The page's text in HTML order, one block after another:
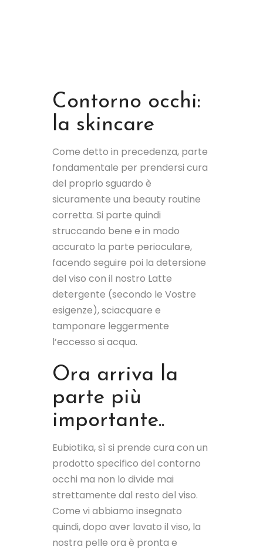
Contorno occhi:
la skincare
Come detto in precedenza, parte
fondamentale per prendersi cura
del proprio sguardo è
sicuramente una beauty routine
corretta. Si parte quindi
struccando bene e in modo
accurato la parte perioculare,
facendo seguire poi la detersione
del viso con il nostro Latte
detergente (secondo le Vostre
esigenze), sciacquare e
tamponare leggermente
l’eccesso si acqua.
Ora arriva la
parte più
importante..
Eubiotika, sì si prende cura con un
prodotto specifico del contorno
occhi ma non lo divide mai
strettamente dal resto del viso.
Come vi abbiamo insegnato
quindi, dopo aver lavato il viso, la
nostra pelle ora è pronta e